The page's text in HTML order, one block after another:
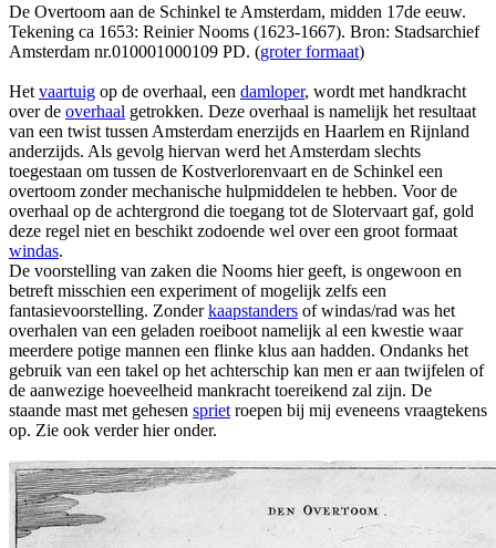
De Overtoom aan de Schinkel te Amsterdam, midden 17de eeuw.
Tekening ca 1653: Reinier Nooms (1623-1667). Bron: Stadsarchief
Amsterdam nr.010001000109 PD. (groter formaat)
Het vaartuig op de overhaal, een damloper, wordt met handkracht
over de overhaal getrokken. Deze overhaal is namelijk het resultaat
van een twist tussen Amsterdam enerzijds en Haarlem en Rijnland
anderzijds. Als gevolg hiervan werd het Amsterdam slechts
toegestaan om tussen de Kostverlorenvaart en de Schinkel een
overtoom zonder mechanische hulpmiddelen te hebben. Voor de
overhaal op de achtergrond die toegang tot de Slotervaart gaf, gold
deze regel niet en beschikt zodoende wel over een groot formaat
windas.
De voorstelling van zaken die Nooms hier geeft, is ongewoon en
betreft misschien een experiment of mogelijk zelfs een
fantasievoorstelling. Zonderkaapstanders of windas/rad was het
overhalen van een geladen roeiboot namelijk al een kwestie waar
meerdere potige mannen een flinke klus aan hadden. Ondanks het
gebruik van een takel op het achterschip kan men er aan twijfelen of
de aanwezige hoeveelheid mankracht toereikend zal zijn. De
staande mast met gehesen spriet roepen bij mij eveneens vraagtekens
op. Zie ook verder hier onder.